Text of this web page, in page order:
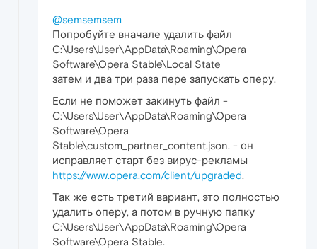
@semsemsem
Попробуйте вначале удалить файл
C:\Users\User\AppData\Roaming\Opera
Software\Opera Stable\Local State
затем и два три раза пере запускать оперу.
Если не поможет закинуть файл -
C:\Users\User\AppData\Roaming\Opera
Software\Opera
Stable\custom_partner_content.json. - он
исправляет старт без вирус-рекламы
https://www.opera.com/client/upgraded.
Так же есть третий вариант, это полностью
удалить оперу, а потом в ручную папку
C:\Users\User\AppData\Roaming\Opera
Software\Opera Stable.